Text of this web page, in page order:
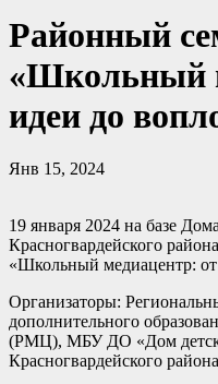
Районный
«Школьный
идеи до
Янв 15, 2024
19 января 2024 на базе Дома детского творчества
Красногвардейского
«Школьный медиацентр:
Организаторы:
дополнительного
(РМЦ), МБУ ДО «Дом
Красногвардейского